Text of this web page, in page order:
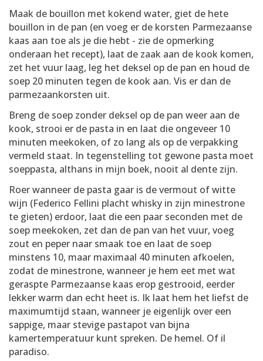
Maak de bouillon met kokend water, giet de hete
bouillon in de pan (en voeg er de korsten Parmezaanse
kaas aan toe als je die hebt - zie de opmerking
onderaan het recept), laat de zaak aan de kook komen,
zet het vuur laag, leg het deksel op de pan en houd de
soep 20 minuten tegen de kook aan. Vis er dan de
parmezaankorsten uit.
Breng de soep zonder deksel op de pan weer aan de
kook, strooi er de pasta in en laat die ongeveer 10
minuten meekoken, of zo lang als op de verpakking
vermeld staat. In tegenstelling tot gewone pasta moet
soeppasta, althans in mijn boek, nooit al dente zijn.
Roer wanneer de pasta gaar is de vermout of witte
wijn (Federico Fellini placht whisky in zijn minestrone
te gieten) erdoor, laat die een paar seconden met de
soep meekoken, zet dan de pan van het vuur, voeg
zout en peper naar smaak toe en laat de soep
minstens 10, maar maximaal 40 minuten afkoelen,
zodat de minestrone, wanneer je hem eet met wat
geraspte Parmezaanse kaas erop gestrooid, eerder
lekker warm dan echt heet is. Ik laat hem het liefst de
maximumtijd staan, wanneer je eigenlijk over een
sappige, maar stevige pastapot van bijna
kamertemperatuur kunt spreken. De hemel. Of il
paradiso.